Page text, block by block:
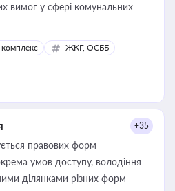
вимог у сфері комунальних
ЖКГ, ОСББ
+35
правових форм
умов доступу, володіння
ділянками різних форм